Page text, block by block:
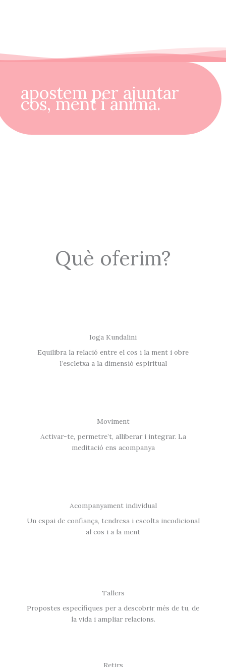
apostem per ajuntar
cos, ment i ànima.
Què oferim?
Ioga Kundalini
Equilibra la relació entre el cos i la ment i obre
l’escletxa a la dimensió espiritual
Moviment
Activar-te, permetre’t, alliberar i integrar. La
meditació ens acompanya
Acompanyament individual
Un espai de confiança, tendresa i escolta incodicional
al cos i a la ment
Tallers
Propostes específiques per a descobrir més de tu, de
la vida i ampliar relacions.
Retirs